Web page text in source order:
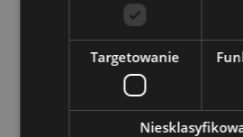
Taśma - Allcolor Gaffa 649 19
Targetowanie